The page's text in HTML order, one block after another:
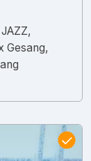
Gesang,